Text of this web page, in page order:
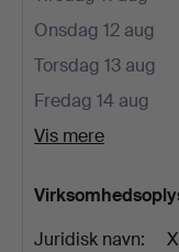
Onsdag 12 aug
Torsdag 13 aug
Fredag 14 aug
Vis mere
Juridisk navn: